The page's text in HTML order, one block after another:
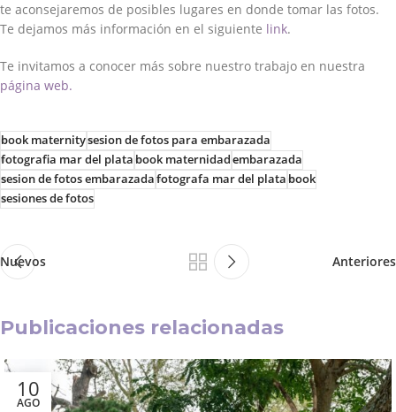
te aconsejaremos de posibles lugares en donde tomar las fotos.
Te dejamos más información en el siguiente link.
Te invitamos a conocer más sobre nuestro trabajo en nuestra
página web.
book maternitysesion de fotos para embarazada
fotografia mar del platabook maternidadembarazada
sesion de fotos embarazadafotografa mar del platabook
sesiones de fotos
Nuevos Anteriores
Publicaciones relacionadas
10
AGO